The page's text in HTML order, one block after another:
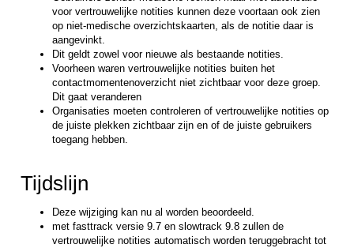
voor vertrouwelijke notities kunnen deze voortaan ook zien
op niet-medische overzichtskaarten, als de notitie daar is
aangevinkt.
Dit geldt zowel voor nieuwe als bestaande notities.
Voorheen waren vertrouwelijke notities buiten het
contactmomentenoverzicht niet zichtbaar voor deze groep.
Dit gaat veranderen
Organisaties moeten controleren of vertrouwelijke notities op
de juiste plekken zichtbaar zijn en of de juiste gebruikers
toegang hebben.
Tijdslijn
Deze wijziging kan nu al worden beoordeeld.
met fasttrack versie 9.7 en slowtrack 9.8 zullen de
vertrouwelijke notities automatisch worden teruggebracht tot